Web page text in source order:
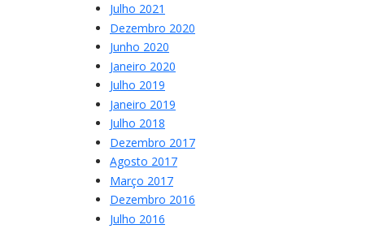
Julho 2021
Dezembro 2020
Junho 2020
Janeiro 2020
Julho 2019
Janeiro 2019
Julho 2018
Dezembro 2017
Agosto 2017
Março 2017
Dezembro 2016
Julho 2016